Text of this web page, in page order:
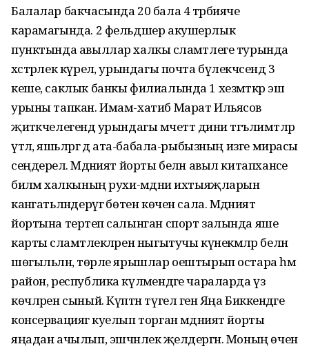
Балалар бакчасында 20 бала 4 тәрбияче
карамагында. 2 фельдшер акушерлык
пунктында авыллар халкы сәламәтлеге турында
хәстәрлек күрелә, урындагы почта бүлекчәсендә 3
кеше, саклык банкы филиалында 1 хезмәткәр эш
урыны тапкан. Имам-хатиб Марат Ильясов
җитәкчелегендә урындагы мәчеттә дини тәгълимәтләр
үтәлә, яшьләргә дә ата-бабала-рыбызның изге мирасы
сеңдерелә. Мәдәният йорты белән авыл китапханәсе
биләмә халкының рухи-мәдәни ихтыяҗларын
канәгатьләндерүгә бөтен көчен сала. Мәдәният
йортына терәтеп салынган спорт залында яше
карты сәламәтлекләрен ныгытучы күнекмәләр белән
шөгыльләнә, төрле ярышлар оештырып остара һәм
район, республика күләмендәге чараларда үз
көчләрен сыный. Күптән түгел генә Яңа Биккенәдәге
консервациягә куелып торган мәдәният йорты
яңадан ачылып, эшчәнлек җәелдергән. Моның өчен